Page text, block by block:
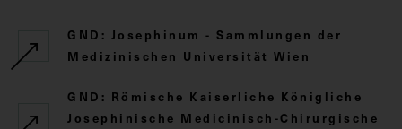
GND: Josephinum - Sammlungen der
Medizinischen Universität Wien
GND: Römische Kaiserliche Königliche
Josephinische Medicinisch-Chirurgische